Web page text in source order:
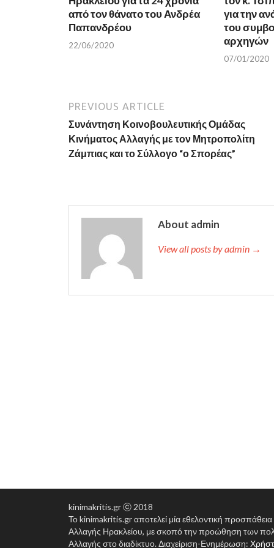
e
w
w
i
n
d
w
w
i
n
d
o
από τον θάνατο του Ανδρέα
Παπανδρέου
22/06/2020
για την
του
αρχηγών
07/01/2020
PREVIOUS ARTICLE
Συνάντηση Κοινοβουλευτικής Ομάδας
Κινήματος Αλλαγής με τον Μητροπολίτη
Ζάμπιας και το Σύλλογο “ο Σπορέας”
About admin
View all posts by admin →
kinimakritis.gr ⓒ 2018
Το kinimakritis.gr αποτελεί μία εθελοντική
Αλλαγής Ηρακλείου, με σκοπό την προώθηση των
Αλλαγής στο διαδίκτυο. Διαχείριση-Ενημέρωση: